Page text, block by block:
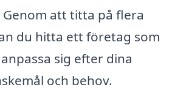
Genom att titta på flera
du hitta ett företag som
sig efter dina
och behov.